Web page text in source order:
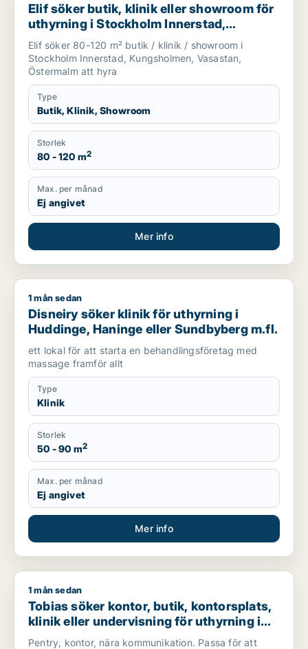
Elif söker butik, klinik eller showroom för
uthyrning i Stockholm Innerstad,
Kungsholmen eller Vasastan m.fl.
Elif söker 80-120 m² butik / klinik / showroom i
Stockholm Innerstad, Kungsholmen, Vasastan,
Östermalm att hyra
Type
Butik, Klinik, Showroom
Storlek
80 - 120 m2
Max. per månad
Ej angivet
Mer info
Disneiry söker klinik för uthyrning i Huddinge, Haninge eller
1 mån sedan
Disneiry söker klinik för uthyrning i
Huddinge, Haninge eller Sundbyberg m.fl.
ett lokal för att starta en behandlingsföretag med
massage framför allt
Type
Klinik
Storlek
50 - 90 m2
Max. per månad
Ej angivet
Mer info
Tobias söker kontor, butik, kontorsplats, klinik eller
1 mån sedan
Tobias söker kontor, butik, kontorsplats,
klinik eller undervisning för uthyrning i
Täby
Pentry, kontor, nära kommunikation. Passa för att